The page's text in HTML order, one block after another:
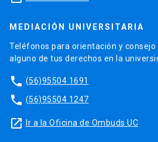
MEDIACIÓN UNIVERSITARIA
Teléfonos para orientación y consejo
alguno de tus derechos en la
phone (56)95504 1691
phone (56)95504 1247
launch Ir a la Oficina de Ombuds UC